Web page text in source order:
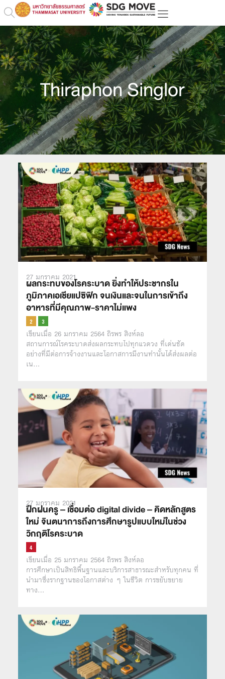
Thiraphon Singlor
27 มกราคม 2021
ผลกระทบของโรคระบาด ยิ่งทำให้ประชากรใน
ภูมิภาคเอเชียแปซิฟิก จนเงินและจนในการเข้าถึง
อาหารที่มีคุณภาพ-ราคาไม่แพง
เขียนเมื่อ 26 มกราคม 2564 ถิรพร สิงห์ลอ
สถานการณ์โรคระบาดส่งผลกระทบไปทุกแวดวง ที่เด่นชัด
อย่างที่มีต่อการจ้างงานและโอกาสการมีงานทำนั้นได้ส่งผลต่อ
เน…
27 มกราคม 2021
ฝึกฝนครู – เชื่อมต่อ digital divide – คิดหลักสูตร
ใหม่ จินตนาการถึงการศึกษารูปแบบใหม่ในช่วง
วิกฤติโรคระบาด
เขียนเมื่อ 25 มกราคม 2564 ถิรพร สิงห์ลอ
การศึกษาเป็นสิทธิพื้นฐานและบริการสาธารณะสำหรับทุกคน ที่
นำมาซึ่งรากฐานของโอกาสต่าง ๆ ในชีวิต การขยับขยาย
ทาง…